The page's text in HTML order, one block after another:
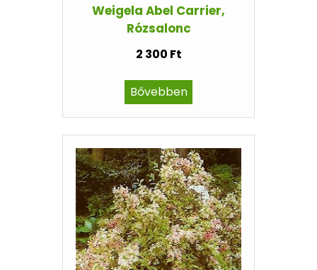
Weigela Abel Carrier,
Rózsalonc
2 300 Ft
Bővebben